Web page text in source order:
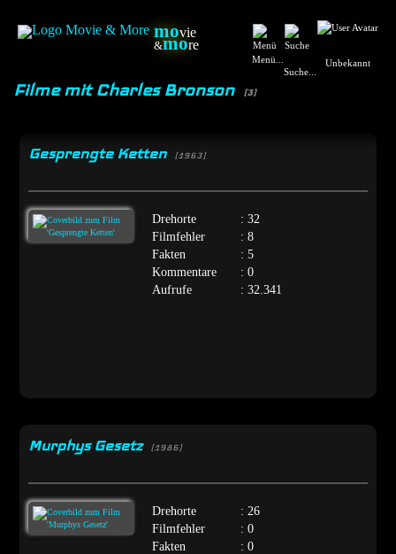
movie
&more
Menü...
Suche...
Unbekannt
Filme mit Charles Bronson (3)
Gesprengte Ketten [1963]
Drehorte
: 32
Filmfehler
: 8
Fakten
: 5
Kommentare
: 0
Aufrufe
: 32.341
Murphys Gesetz [1986]
Drehorte
: 26
Filmfehler
: 0
Fakten
: 0